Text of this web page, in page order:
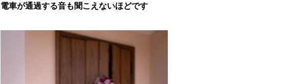
電車が通過する音も聞こえないほどです